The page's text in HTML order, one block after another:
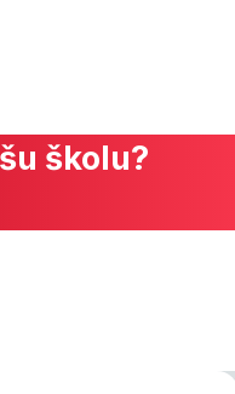
školu?